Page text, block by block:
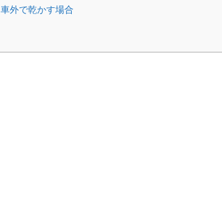
車外で乾かす場合